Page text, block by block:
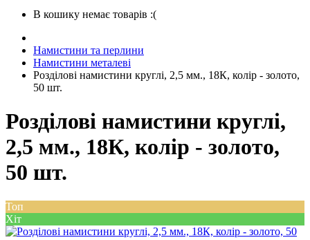
В кошику немає товарів :(
Намистини та перлини
Намистини металеві
Розділові намистини круглі, 2,5 мм., 18К, колір - золото,
50 шт.
Розділові намистини круглі,
2,5 мм., 18К, колір - золото,
50 шт.
Топ
Хіт